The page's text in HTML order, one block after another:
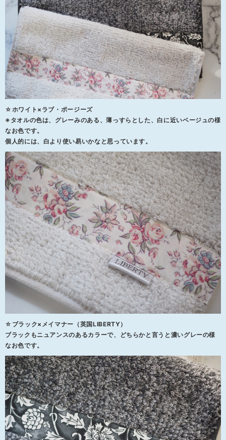
☆ホワイト×ラブ・ポージーズ
※タオルの色は、グレーみのある、薄っすらとした、白に近いベージュの様
なお色です。
個人的には、白より使い易いかなと思っています。
☆ブラック×メイマナー（英国LIBERTY）
ブラックもニュアンスのあるカラーで、どちらかと言うと濃いグレーの様
なお色です。